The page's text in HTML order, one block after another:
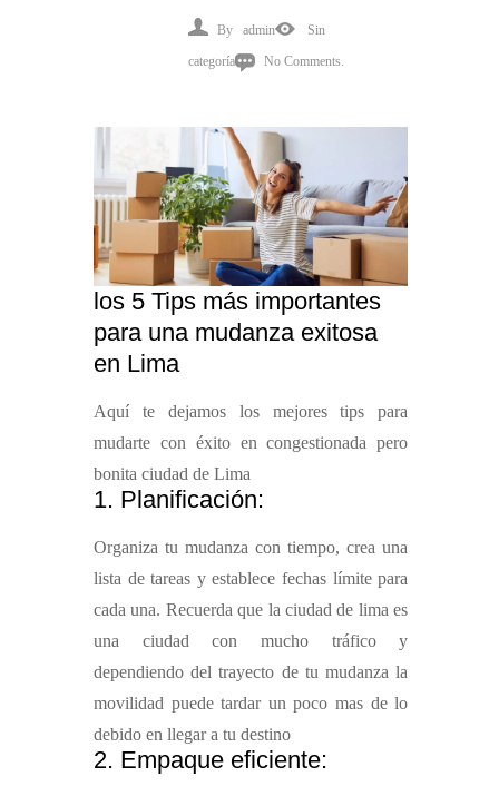
By admin
Sin
categoría
No Comments.
los 5 Tips más importantes
para una mudanza exitosa
en Lima
Aquí te dejamos los mejores tips para
mudarte con éxito en congestionada pero
bonita ciudad de Lima
1. Planificación:
Organiza tu mudanza con tiempo, crea una
lista de tareas y establece fechas límite para
cada una. Recuerda que la ciudad de lima es
una ciudad con mucho tráfico y
dependiendo del trayecto de tu mudanza la
movilidad puede tardar un poco mas de lo
debido en llegar a tu destino
2. Empaque eficiente: